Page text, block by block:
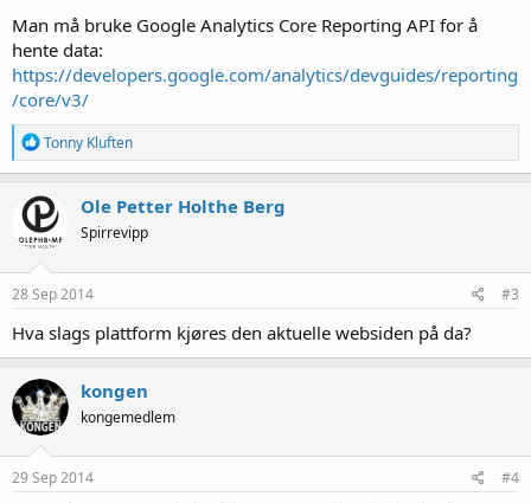
Man må bruke Google Analytics Core Reporting API for å
hente data:
https://developers.google.com/analytics/devguides/reporting
/core/v3/
R
e
a
k
s
j
o
n
e
:
Tonny Kluften
Ole Petter Holthe Berg
Spirrevipp
28 Sep 2014 #3
Hva slags plattform kjøres den aktuelle websiden på da?
kongen
kongemedlem
29 Sep 2014 #4